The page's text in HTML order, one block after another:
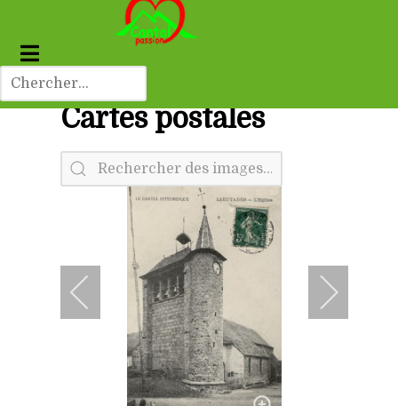
Cartes postales